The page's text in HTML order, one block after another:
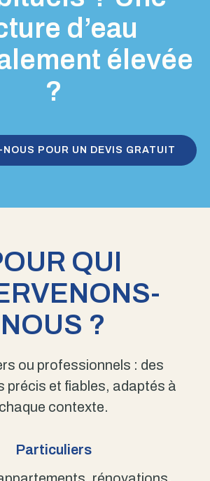
d’eau
élevée
?
POUR UN DEVIS GRATUIT
QUI
NOUS ?
ou professionnels : des
précis et fiables, adaptés à
chaque contexte.
Particuliers